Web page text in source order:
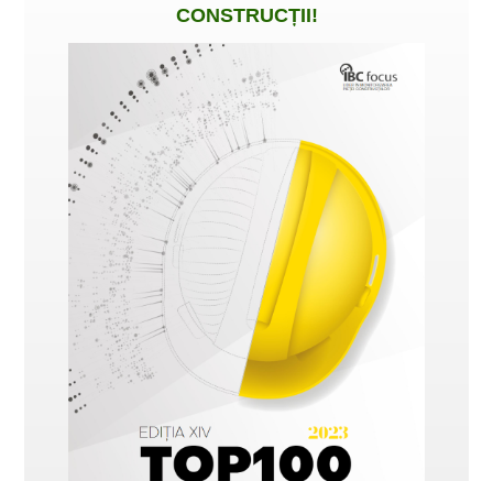
CONSTRUCȚII!